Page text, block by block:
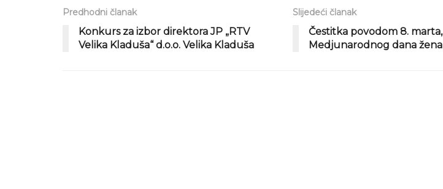
Predhodni članak
Konkurs za izbor direktora JP „RTV
Velika Kladuša“ d.o.o. Velika Kladuša
Slijedeći članak
Čestitka povodom 8. marta,
Medjunarodnog dana žena